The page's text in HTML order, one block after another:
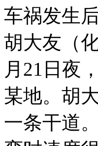
车祸发生
胡大友（
月21日夜
某地。胡
一条干道